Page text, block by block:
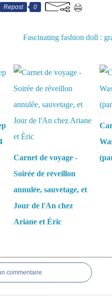
Repost
0
Fascinating fashion doll :
Carnet de voyage -
Soirée de réveillon
annulée, sauvetage, et
Jour de l'An chez
Ariane et Éric
commentaire